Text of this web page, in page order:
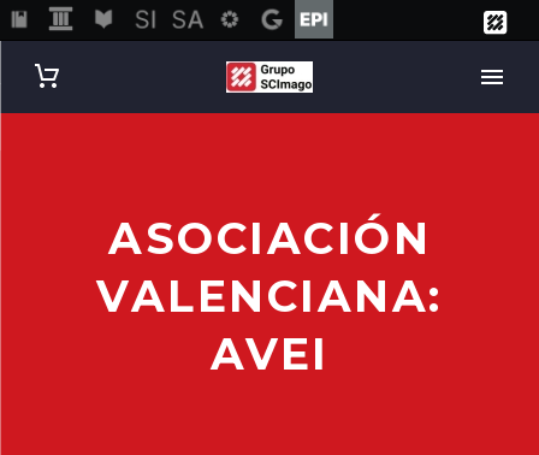
ASOCIACIÓN
VALENCIANA:
AVEI